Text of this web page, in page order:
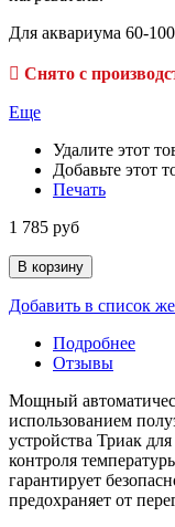
Для аквариума 60-
 Снято с
Еще
Удалите этот
Добавьте этот
Печать
1 785 руб
В корзину
Добавить в список
Подробнее
Отзывы
Мощный
использованием
устройства Триак
контроля
гарантирует
предохраняет от